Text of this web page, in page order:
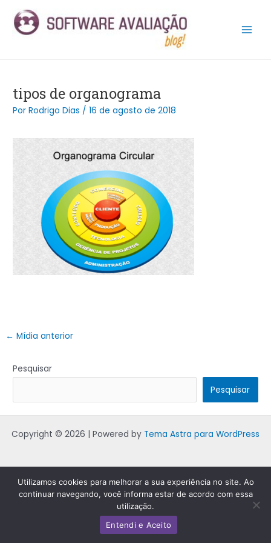
para
tipos de organograma
PorRodrigo Dias /16 de agosto de 2018
navigation
← Mídia anterior
Pesquisar
Pesquisar
Copyright © 2026 | Powered by Tema Astra para WordPress
Utilizamos cookies para melhorar a sua experiência no site. Ao
continuar navegando, você informa estar de acordo com essa
utilização.
Entendi e Aceito